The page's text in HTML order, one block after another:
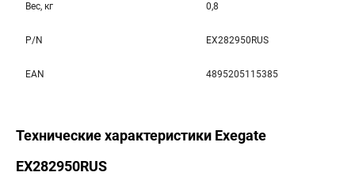
Вес, кг 0,8
P/N EX282950RUS
EAN 4895205115385
Технические характеристики Exegate
EX282950RUS